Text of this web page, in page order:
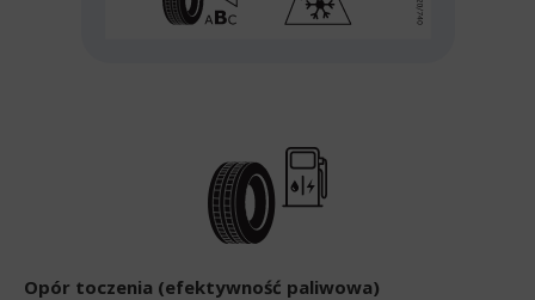
Opór toczenia (efektywność paliwowa)